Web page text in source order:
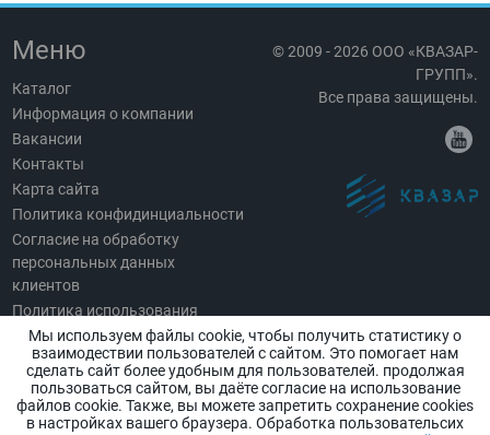
Меню
Каталог
Информация о компании
Вакансии
Контакты
Карта сайта
Политика конфидинциальности
Согласие на обработку
персональных данных
клиентов
Политика использования
Cookies
© 2009 - 2026 ООО «КВАЗАР-
ГРУПП».
Все права защищены.
Все права на информацию и материалы (включая изображения и
товарные знаки) охраняются законом и принадлежат ООО «КВАЗАР-
Мы используем файлы cookie, чтобы получить статистику о
взаимодествии пользователей с сайтом. Это помогает нам
сделать сайт более удобным для пользователей. продолжая
пользоваться сайтом, вы даёте согласие на использование
файлов cookie. Также, вы можете запретить сохранение cookies
в настройках вашего браузера. Обработка пользовательсих